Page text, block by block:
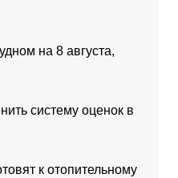
на 8 августа,
систему оценок в
к отопительному